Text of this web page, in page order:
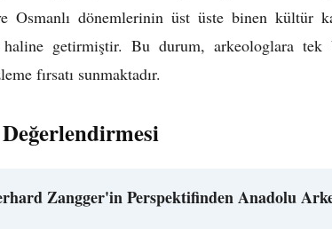
Osmanlı dönemlerinin üst üste binen kültür
haline getirmiştir. Bu durum, arkeologlara tek
fırsatı sunmaktadır.
Zangger'in Perspektifinden Anadolu